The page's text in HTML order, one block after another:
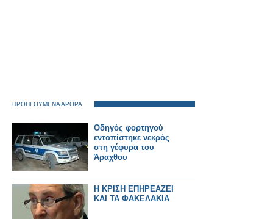
ΠΡΟΗΓΟΥΜΕΝΑ ΑΡΘΡΑ
Οδηγός φορτηγού
εντοπίστηκε νεκρός
στη γέφυρα του
Άραχθου
Η ΚΡΙΣΗ ΕΠΗΡΕΑΖΕΙ
ΚΑΙ ΤΑ ΦΑΚΕΛΑΚΙΑ